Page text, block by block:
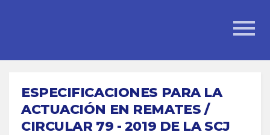
ESPECIFICACIONES PARA LA
ACTUACIÓN EN REMATES /
CIRCULAR 79 - 2019 DE LA SCJ